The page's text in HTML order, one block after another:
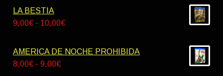
desde
9,00€
LA BESTIA
9,00€ - 10,00€Rango
precios:
AMERICA DE NOCHE PROHIBIDA
8,00€ - 9,00€Rango